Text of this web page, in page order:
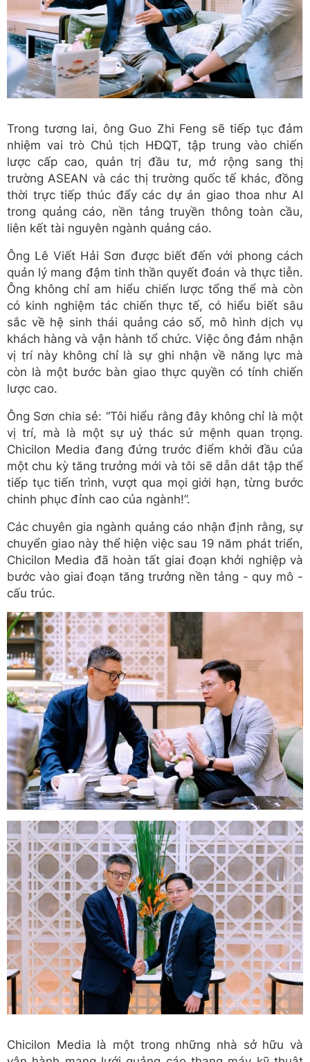
Trong tương lai, ông Guo Zhi Feng sẽ tiếp tục đảm
nhiệm vai trò Chủ tịch HĐQT, tập trung vào chiến
lược cấp cao, quản trị đầu tư, mở rộng sang thị
trường ASEAN và các thị trường quốc tế khác, đồng
thời trực tiếp thúc đẩy các dự án giao thoa như AI
trong quảng cáo, nền tảng truyền thông toàn cầu,
liên kết tài nguyên ngành quảng cáo.
Ông Lê Viết Hải Sơn được biết đến với phong cách
quản lý mang đậm tinh thần quyết đoán và thực tiễn.
Ông không chỉ am hiểu chiến lược tổng thể mà còn
có kinh nghiệm tác chiến thực tế, có hiểu biết sâu
sắc về hệ sinh thái quảng cáo số, mô hình dịch vụ
khách hàng và vận hành tổ chức. Việc ông đảm nhận
vị trí này không chỉ là sự ghi nhận về năng lực mà
còn là một bước bàn giao thực quyền có tính chiến
lược cao.
Ông Sơn chia sẻ: “Tôi hiểu rằng đây không chỉ là một
vị trí, mà là một sự uỷ thác sứ mệnh quan trọng.
Chicilon Media đang đứng trước điểm khởi đầu của
một chu kỳ tăng trưởng mới và tôi sẽ dẫn dắt tập thể
tiếp tục tiến trình, vượt qua mọi giới hạn, từng bước
chinh phục đỉnh cao của ngành!”.
Các chuyên gia ngành quảng cáo nhận định rằng, sự
chuyển giao này thể hiện việc sau 19 năm phát triển,
Chicilon Media đã hoàn tất giai đoạn khởi nghiệp và
bước vào giai đoạn tăng trưởng nền tảng - quy mô -
cấu trúc.
Chicilon Media là một trong những nhà sở hữu và